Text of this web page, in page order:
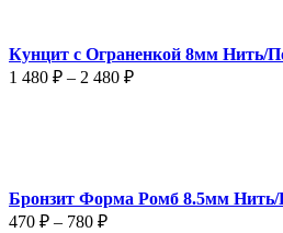
Кунцит с Ограненкой 8мм Нить/
1 480 ₽ – 2 480 ₽Диапазон
480 ₽
Бронзит Форма Ромб 8.5мм Нить/
470 ₽ – 780 ₽Диапазон